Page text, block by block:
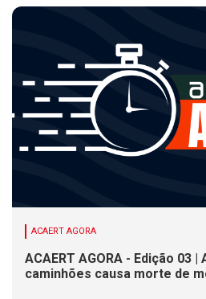
ACAERT AGORA
ACAERT AGORA - Edição 03
caminhões causa morte de